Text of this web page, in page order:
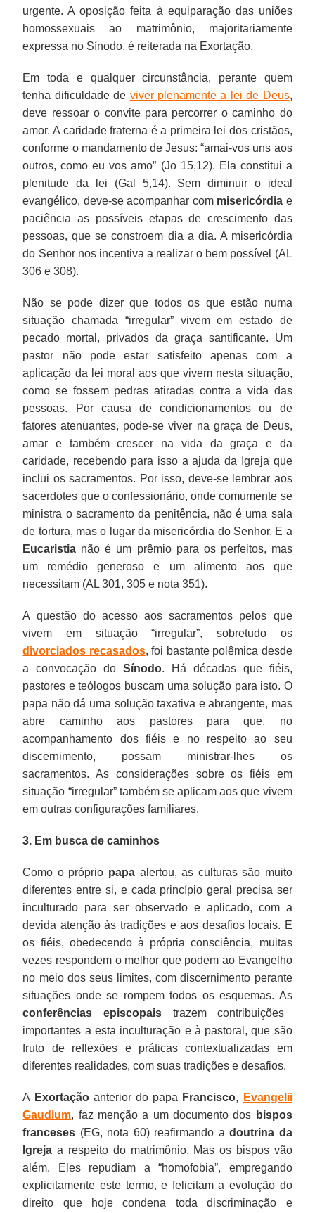
urgente. A oposição feita à equiparação das uniões
homossexuais ao matrimônio, majoritariamente
expressa no Sínodo, é reiterada na Exortação.
Em toda e qualquer circunstância, perante quem
tenha dificuldade de viver plenamente a lei de Deus,
deve ressoar o convite para percorrer o caminho do
amor. A caridade fraterna é a primeira lei dos cristãos,
conforme o mandamento de Jesus: “amai-vos uns aos
outros, como eu vos amo” (Jo 15,12). Ela constitui a
plenitude da lei (Gal 5,14). Sem diminuir o ideal
evangélico, deve-se acompanhar com misericórdia e
paciência as possíveis etapas de crescimento das
pessoas, que se constroem dia a dia. A misericórdia
do Senhor nos incentiva a realizar o bem possível (AL
306 e 308).
Não se pode dizer que todos os que estão numa
situação chamada “irregular” vivem em estado de
pecado mortal, privados da graça santificante. Um
pastor não pode estar satisfeito apenas com a
aplicação da lei moral aos que vivem nesta situação,
como se fossem pedras atiradas contra a vida das
pessoas. Por causa de condicionamentos ou de
fatores atenuantes, pode-se viver na graça de Deus,
amar e também crescer na vida da graça e da
caridade, recebendo para isso a ajuda da Igreja que
inclui os sacramentos. Por isso, deve-se lembrar aos
sacerdotes que o confessionário, onde comumente se
ministra o sacramento da penitência, não é uma sala
de tortura, mas o lugar da misericórdia do Senhor. E a
Eucaristia não é um prêmio para os perfeitos, mas
um remédio generoso e um alimento aos que
necessitam (AL 301, 305 e nota 351).
A questão do acesso aos sacramentos pelos que
vivem em situação “irregular”, sobretudo os
divorciados recasados, foi bastante polêmica desde
a convocação doSínodo. Há décadas que fiéis,
pastores e teólogos buscam uma solução para isto. O
papa não dá uma solução taxativa e abrangente, mas
abre caminho aos pastores para que, no
acompanhamento dos fiéis e no respeito ao seu
discernimento, possam ministrar-lhes os
sacramentos. As considerações sobre os fiéis em
situação “irregular” também se aplicam aos que vivem
em outras configurações familiares.
3. Em busca de caminhos
Como o próprio papaalertou, as culturas são muito
diferentes entre si, e cada princípio geral precisa ser
inculturado para ser observado e aplicado, com a
devida atenção às tradições e aos desafios locais. E
os fiéis, obedecendo à própria consciência, muitas
vezes respondem o melhor que podem ao Evangelho
no meio dos seus limites, com discernimento perante
situações onde se rompem todos os esquemas. As
conferências episcopaistrazem contribuições
importantes a esta inculturação e à pastoral, que são
fruto de reflexões e práticas contextualizadas em
diferentes realidades, com suas tradições e desafios.
A Exortaçãoanterior do papa Francisco,
Evangelii
Gaudium, faz menção a um documento dos bispos
franceses (EG, nota 60) reafirmando adoutrina da
Igreja a respeito do matrimônio. Mas os bispos vão
além. Eles repudiam a “homofobia”, empregando
explicitamente este termo, e felicitam a evolução do
direito que hoje condena toda discriminação e